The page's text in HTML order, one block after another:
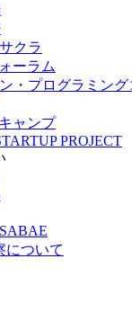
クラ
ーラム
・プログラミング
ャンプ
PROJECT
について